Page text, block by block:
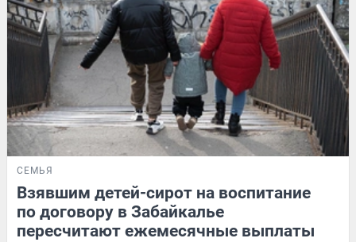
СЕМЬЯ
Взявшим детей-сирот на воспитание
по договору в Забайкалье
пересчитают ежемесячные выплаты